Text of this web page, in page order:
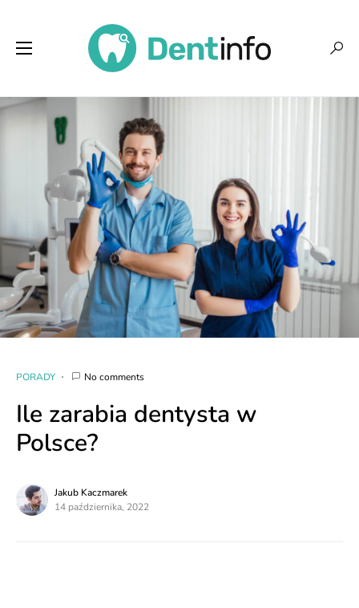
PORADY No comments
Ile zarabia dentysta w
Polsce?
Jakub Kaczmarek
14 października, 2022